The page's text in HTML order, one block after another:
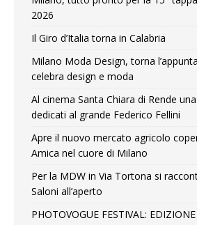
2026
Il Giro d’Italia torna in Calabria
Milano Moda Design, torna
celebra design e moda
Al cinema Santa Chiara di Rende
dedicati al grande Federico Fellini
Apre il nuovo mercato agricolo
Amica nel cuore di Milano
Per la MDW in Via Tortona si
Saloni all’aperto
PHOTOVOGUE FESTIVAL: